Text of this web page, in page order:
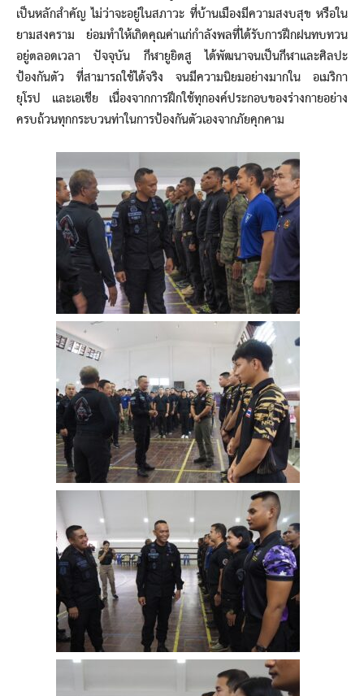
เป็นหลักสำคัญ ไม่ว่าจะอยู่ในสภาวะ ที่บ้านเมืองมีความสงบสุข หรือใน
ยามสงคราม ย่อมทำให้เกิดคุณค่าแก่กำลังพลที่ได้รับการฝึกฝนทบทวน
อยู่ตลอดเวลา ปัจจุบัน กีฬายูยิตสู ได้พัฒนาจนเป็นกีฬาและศิลปะ
ป้องกันตัว ที่สามารถใช้ได้จริง จนมีความนิยมอย่างมากใน อเมริกา
ยุโรป และเอเชีย เนื่องจากการฝึกใช้ทุกองค์ประกอบของร่างกายอย่าง
ครบถ้วนทุกกระบวนท่าในการป้องกันตัวเองจากภัยคุกคาม